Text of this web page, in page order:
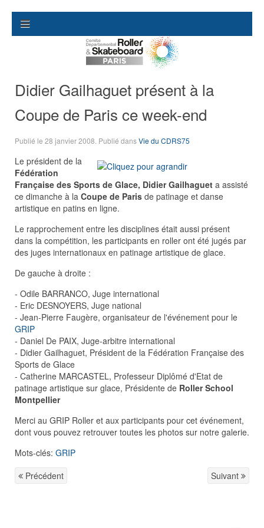
Didier Gailhaguet présent à la
Coupe de Paris ce week-end
Publié le 28 janvier 2008 . Publié dansVie du CDRS75
Le président de la
Fédération
Française des Sports de Glace, Didier Gailhaguet a assisté
ce dimanche à la Coupe de Paris de patinage et danse
artistique en patins en ligne.
Le rapprochement entre les disciplines était aussi présent
dans la compétition, les participants en roller ont été jugés par
des juges internationaux en patinage artistique de glace.
De gauche à droite :
- Odile BARRANCO, Juge international
- Eric DESNOYERS, Juge national
- Jean-Pierre Faugère, organisateur de l'événement pour le
GRIP
- Daniel De PAIX, Juge-arbitre international
- Didier Gailhaguet, Président de la Fédération Française des
Sports de Glace
- Catherine MARCASTEL, Professeur Diplômé d'Etat de
patinage artistique sur glace, Présidente de Roller School
Montpellier
Merci au GRIP Roller et aux participants pour cet événement,
dont vous pouvez retrouver toutes les photos sur notre galerie.
Mots-clés: GRIP
Précédent
Suivant